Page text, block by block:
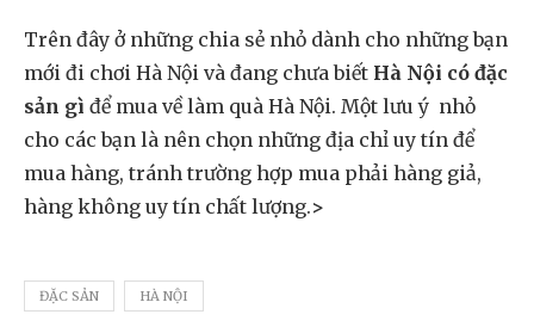
Trên đây ở những chia sẻ nhỏ dành cho những bạn
mới đi chơi Hà Nội và đang chưa biết Hà Nội có đặc
sản gì để mua về làm quà Hà Nội. Một lưu ý nhỏ
cho các bạn là nên chọn những địa chỉ uy tín để
mua hàng, tránh trường hợp mua phải hàng giả,
hàng không uy tín chất lượng.>
ĐẶC SẢN HÀ NỘI